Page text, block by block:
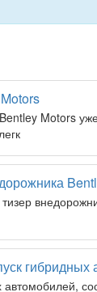
Motors
гибридных